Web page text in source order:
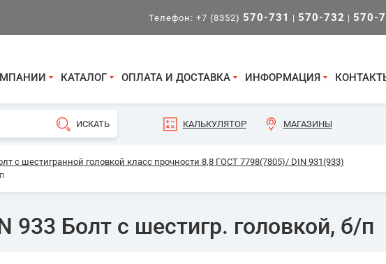
Телефон: +7 (8352) 570-731 | 570-732 | 570-
КАТАЛОГ ОПЛАТА И ДОСТАВКА ИНФОРМАЦИЯ
КАЛЬКУЛЯТОР МАГАЗИНЫ
с шестигранной головкой класс прочности 8,8 ГОСТ 7798(7805)/ DIN 931(933)
Болт с шестигр. головкой, б/п